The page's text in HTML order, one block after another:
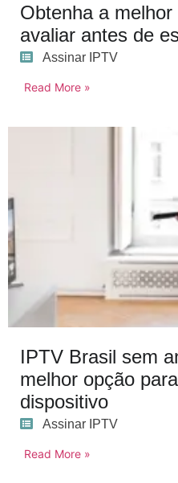
Obtenha a
avaliar antes de
Assinar IPTV
Read More »
IPTV Brasil sem
melhor opção
dispositivo
Assinar IPTV
Read More »